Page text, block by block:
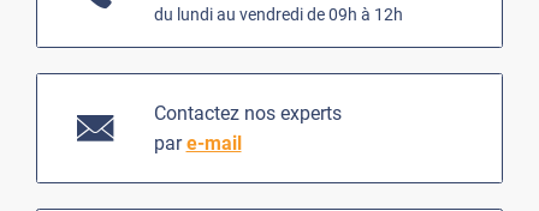
du lundi au vendredi de 09h à 12h
Contactez nos experts
pare-mail